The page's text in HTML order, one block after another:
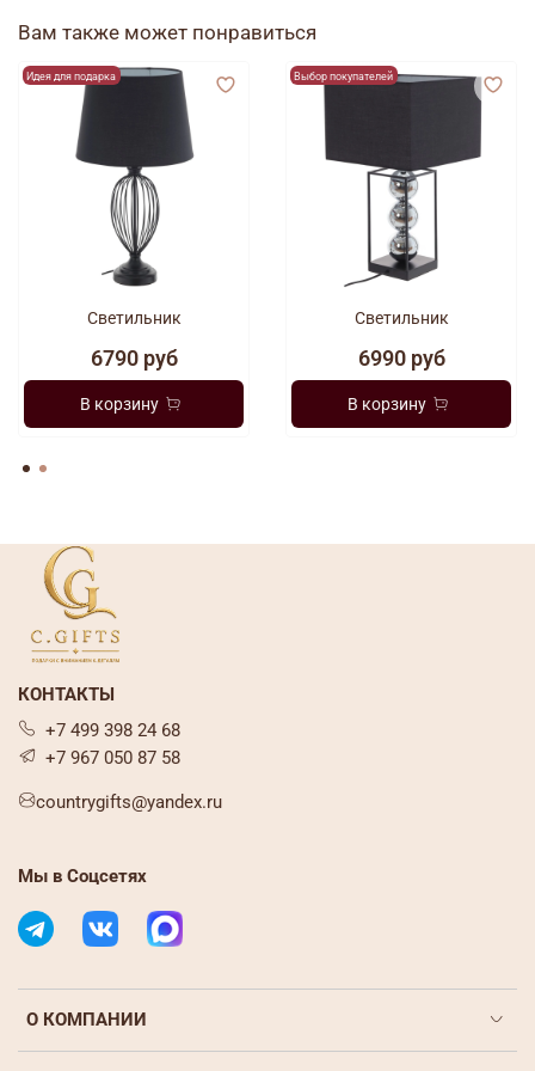
Вам также может понравиться
Идея для подарка
Светильник
6790 руб
В корзину
Выбор покупателей
Светильник
6990 руб
В корзину
О КОМПАНИИ
КОНТАКТЫ
+7 499 398 24 68
+7 967 050 87 58
countrygifts@yandex.ru
Мы в Соцсетях